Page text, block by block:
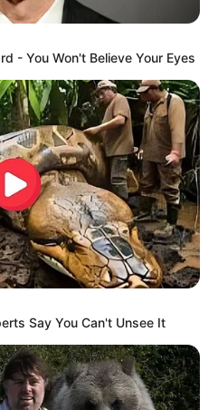
- You Won't Believe Your Eyes
Say You Can't Unsee It